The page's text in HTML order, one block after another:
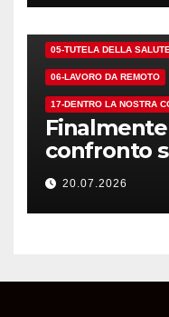
05-TUTELA DELLA
06-LAVORO DA REMOTO
17-DENTRO LA NOSTRA
confronto
dotazioni
20.07.2026